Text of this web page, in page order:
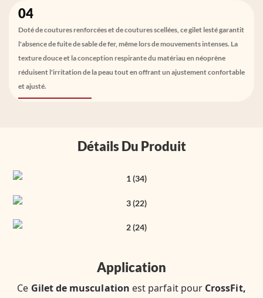
04
Doté de coutures renforcées et de coutures scellées, ce gilet lesté garantit
l'absence de fuite de sable de fer, même lors de mouvements intenses. La
texture douce et la conception respirante du matériau en néoprène
réduisent l'irritation de la peau tout en offrant un ajustement confortable
et ajusté.
Détails Du Produit
Application
Ce Gilet de musculation est parfait pour CrossFit,